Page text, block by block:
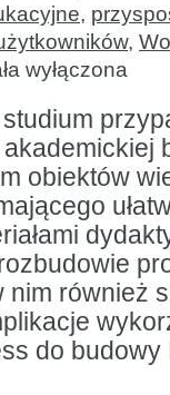
,
,
wyłączona
obiektów
również
do